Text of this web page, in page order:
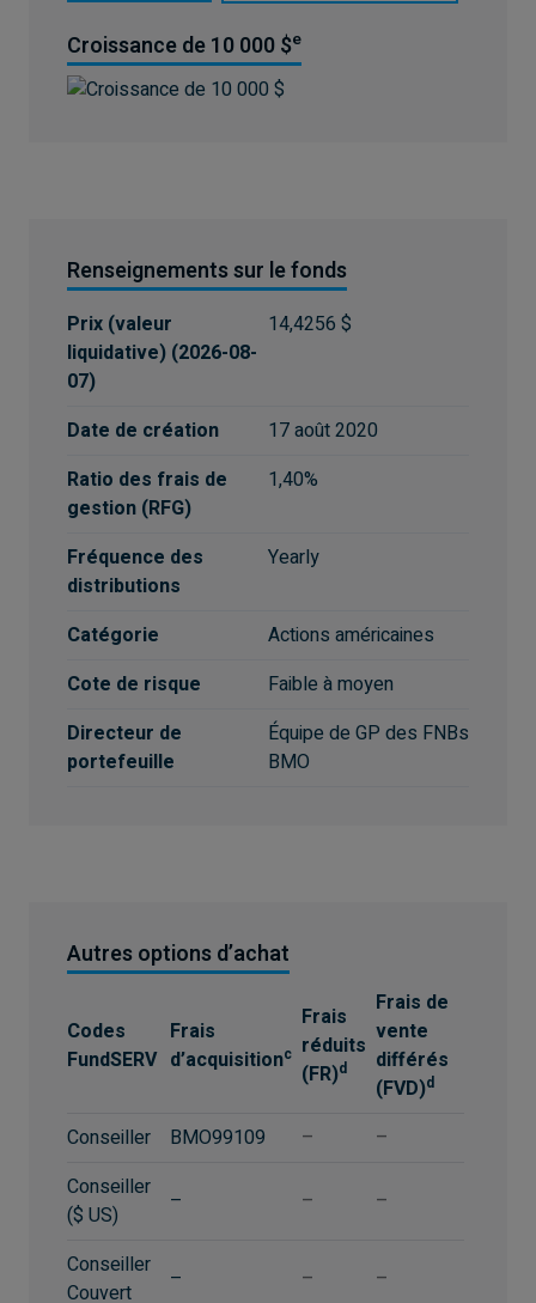
Croissance de 10 000 $e
Renseignements sur le fonds
Prix (valeur
liquidative) (2026-08-
07)
14,4256 $
Date de création
17 août 2020
Ratio des frais de
gestion (RFG)
1,40%
Fréquence des
distributions
Yearly
Catégorie
Actions américaines
Cote de risque
Faible à moyen
Directeur de
portefeuille
Équipe de GP des FNBs
BMO
Autres options d’achat
Codes
FundSERV
Frais
d’acquisitionc
Frais
réduits
(FR)d
Frais de
vente
différés
(FVD)d
Conseiller BMO99109 –
–
Conseiller
($ US)
– – –
Conseiller
Couvert
– – –